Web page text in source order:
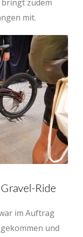
zudem
mit.
Ride
im Auftrag
und